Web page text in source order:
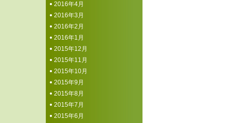
2016年4月
2016年3月
2016年2月
2016年1月
2015年12月
2015年11月
2015年10月
2015年9月
2015年8月
2015年7月
2015年6月